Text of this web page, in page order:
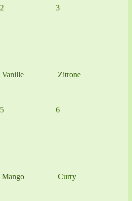
2
Vanille
3
Zitrone
5
Mango
6
Curry